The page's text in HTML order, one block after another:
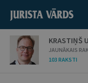
KRASTIŅŠ
JAUNĀKAIS
103 RAKSTI